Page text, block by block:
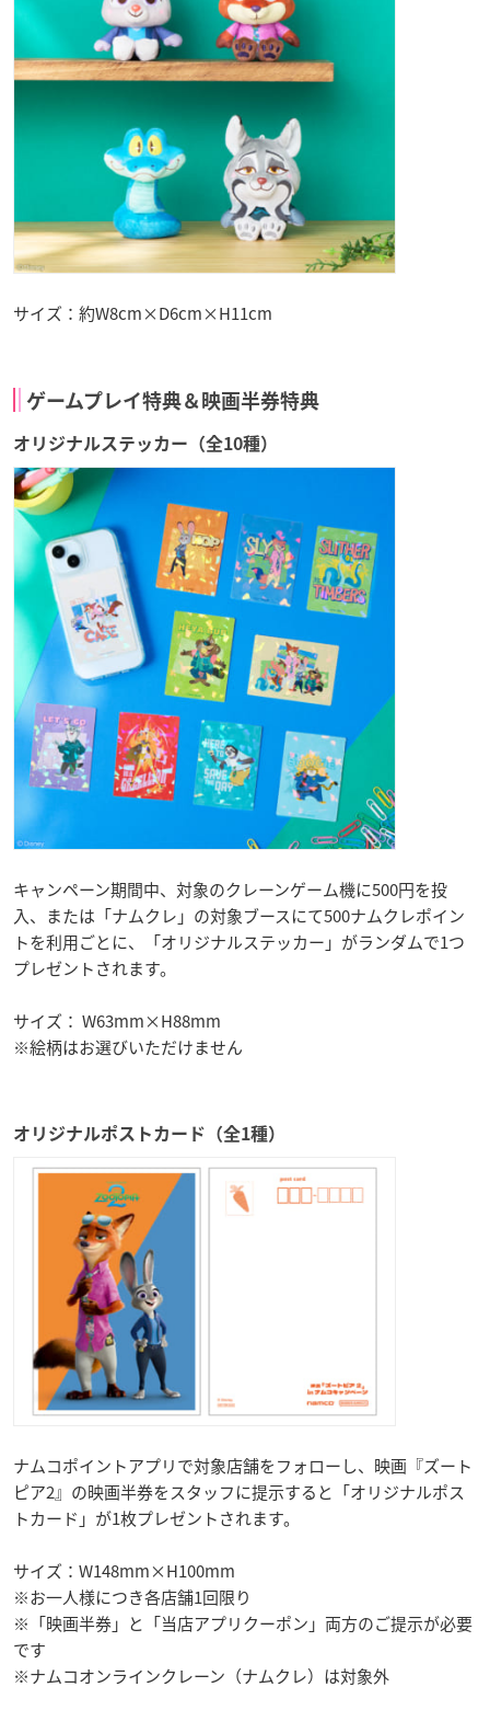
サイズ：約W8cm×D6cm×H11cm
ゲームプレイ特典＆映画半券特典
オリジナルステッカー（全10種）
キャンペーン期間中、対象のクレーンゲーム機に500円を投
入、または「ナムクレ」の対象ブースにて500ナムクレポイン
トを利用ごとに、「オリジナルステッカー」がランダムで1つ
プレゼントされます。
サイズ： W63mm×H88mm
※絵柄はお選びいただけません
オリジナルポストカード（全1種）
ナムコポイントアプリで対象店舗をフォローし、映画『ズート
ピア2』の映画半券をスタッフに提示すると「オリジナルポス
トカード」が1枚プレゼントされます。
サイズ：W148mm×H100mm
※お一人様につき各店舗1回限り
※「映画半券」と「当店アプリクーポン」両方のご提示が必要
です
※ナムコオンラインクレーン（ナムクレ）は対象外